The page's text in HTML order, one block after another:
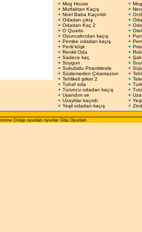
Mog House
Mutfaktan Kaçış
Noel Baba Kaçırıldı
Odadan çıkış
Odadan Kaç 2
O Quarto
Oyuncakcıdan kaçış
Pembe odadan kaçış
Perili köşk
Renkli Oda
Sadece kaç
Soygun
Sukubidu Piramitlerde
Süslemeden Çıkamazsın
Tehlikeli şirket 2
Tuhaf oda
Turuncu odadan kaçış
Uyandım ve
Uzaylılar kaçırdı
Yeşil odadan kaçış
Dolap oyunlari oyunlar Oda Oyunlari